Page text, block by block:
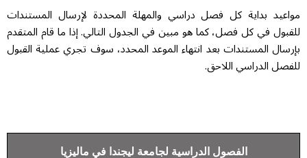
مواعيد بداية كل فصل دراسي والمهلة المحددة لإرسال المستندات
للقبول في كل فصل، كما هو مبين في الجدول التالي. إذا ما قام المتقدم
بإرسال المستندات بعد انتهاء الموعد المحدد، سوف تجري عملية القبول
للفصل الدراسي اللاحق.
الفصول الدراسية لجامعة ليجندا في ماليزيا